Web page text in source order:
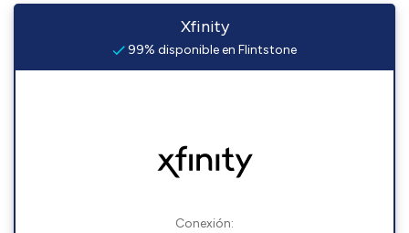
Xfinity
99% disponible en Flintstone
Conexión: